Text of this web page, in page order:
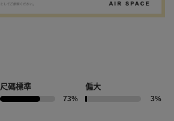
尺碼標準
73%
偏大
3%